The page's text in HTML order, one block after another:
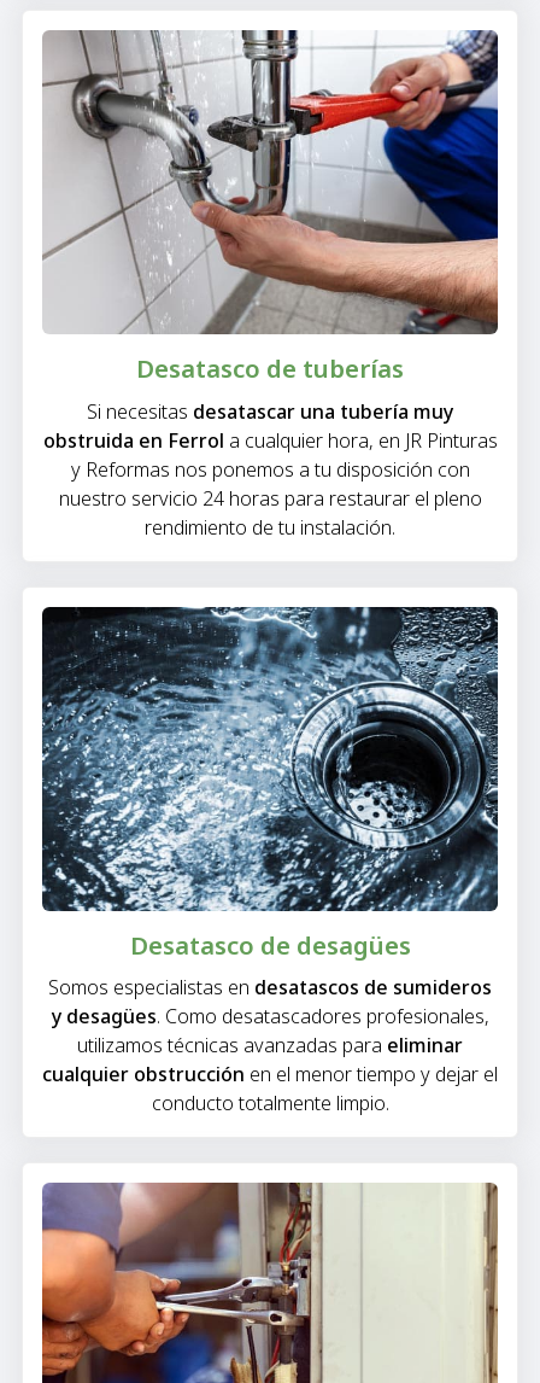
Desatasco de tuberías
Si necesitas desatascar una tubería muy
obstruida en Ferrol a cualquier hora, en JR Pinturas
y Reformas nos ponemos a tu disposición con
nuestro servicio 24 horas para restaurar el pleno
rendimiento de tu instalación.
Desatasco de desagües
Somos especialistas en desatascos de sumideros
y desagües. Como desatascadores profesionales,
utilizamos técnicas avanzadas para eliminar
cualquier obstrucción en el menor tiempo y dejar el
conducto totalmente limpio.